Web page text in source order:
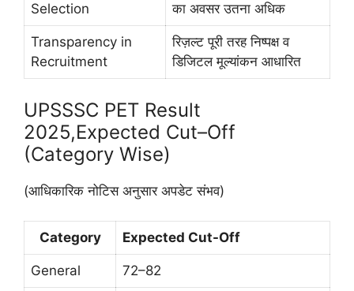
Selection
का अवसर उतना अधिक
Transparency in
Recruitment
रिज़ल्ट पूरी तरह निष्पक्ष व
डिजिटल मूल्यांकन आधारित
UPSSSC PET Result
2025,Expected Cut–Off
(Category Wise)
(आधिकारिक नोटिस अनुसार अपडेट संभव)
Category Expected Cut-Off
General 72–82